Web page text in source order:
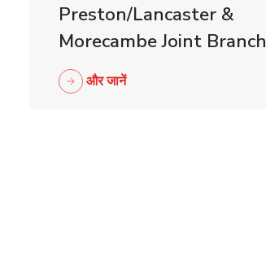
Preston/Lancaster &
Morecambe Joint Branch
Business Meeting
और जानें